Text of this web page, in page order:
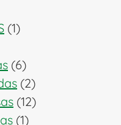
11
66
productos
22
productos
1212
11